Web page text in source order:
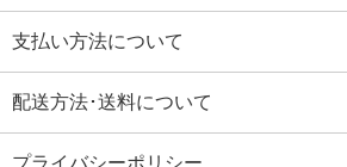
支払い方法について
配送方法･送料について